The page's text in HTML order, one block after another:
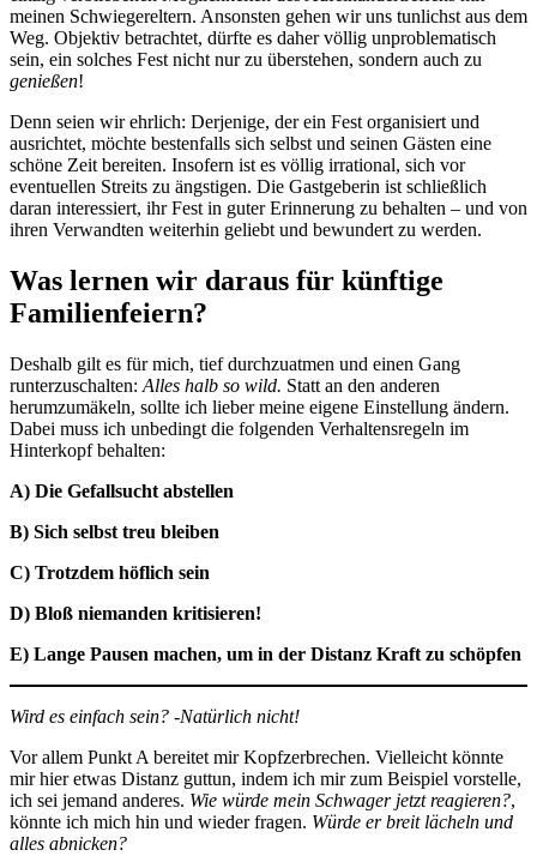
meinen Schwiegereltern. Ansonsten gehen wir uns tunlichst aus dem
Weg. Objektiv betrachtet, dürfte es daher völlig unproblematisch
sein, ein solches Fest nicht nur zu überstehen, sondern auch zu
genießen!
Denn seien wir ehrlich: Derjenige, der ein Fest organisiert und
ausrichtet, möchte bestenfalls sich selbst und seinen Gästen eine
schöne Zeit bereiten. Insofern ist es völlig irrational, sich vor
eventuellen Streits zu ängstigen. Die Gastgeberin ist schließlich
daran interessiert, ihr Fest in guter Erinnerung zu behalten – und von
ihren Verwandten weiterhin geliebt und bewundert zu werden.
Was lernen wir daraus für künftige
Familienfeiern?
Deshalb gilt es für mich, tief durchzuatmen und einen Gang
runterzuschalten: Alles halb so wild. Statt an den anderen
herumzumäkeln, sollte ich lieber meine eigene Einstellung ändern.
Dabei muss ich unbedingt die folgenden Verhaltensregeln im
Hinterkopf behalten:
A) Die Gefallsucht abstellen
B) Sich selbst treu bleiben
C) Trotzdem höflich sein
D) Bloß niemanden kritisieren!
E) Lange Pausen machen, um in der Distanz Kraft zu schöpfen
Wird es einfach sein? -Natürlich nicht!
Vor allem Punkt A bereitet mir Kopfzerbrechen. Vielleicht könnte
mir hier etwas Distanz guttun, indem ich mir zum Beispiel vorstelle,
ich sei jemand anderes. Wie würde mein Schwager jetzt reagieren?,
könnte ich mich hin und wieder fragen. Würde er breit lächeln und
alles abnicken?